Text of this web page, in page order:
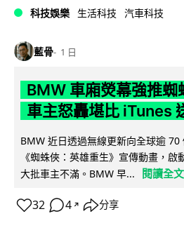
科技娛樂 生活科技 汽車科技
藍骨 1 日
BMW 車廂熒幕強推
車主怒轟堪比 iTunes
BMW 近日透過無線更新向全球逾
《蜘蛛俠：英雄重生》宣傳動畫，
大批車主不滿。BMW 早...
閱讀全文
32 4 ↗ 分享